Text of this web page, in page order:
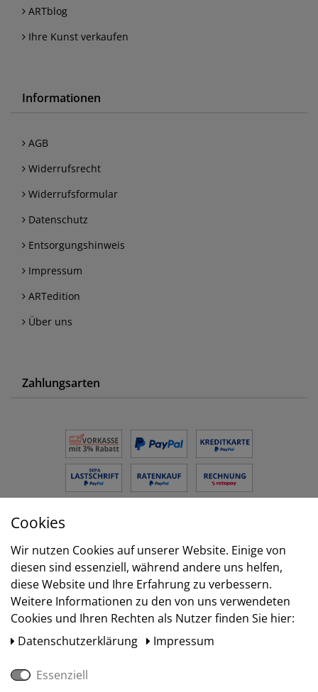
ARTblog
Ihre Kunst verkaufen
Informationen
AGB
Widerrufsrecht
Widerrufsformular
Datenschutz
Entsorgungshinweis
Impressum
ARTedition
Über uns
Zahlungsarten
Versand
Cookies
Wir nutzen Cookies auf unserer Website. Einige von
diesen sind essenziell, während andere uns helfen,
diese Website und Ihre Erfahrung zu verbessern.
Weitere Informationen zu den von uns verwendeten
Cookies und Ihren Rechten als Nutzer finden Sie hier:
Daten­schutz­erklärung
Impressum
Essenziell